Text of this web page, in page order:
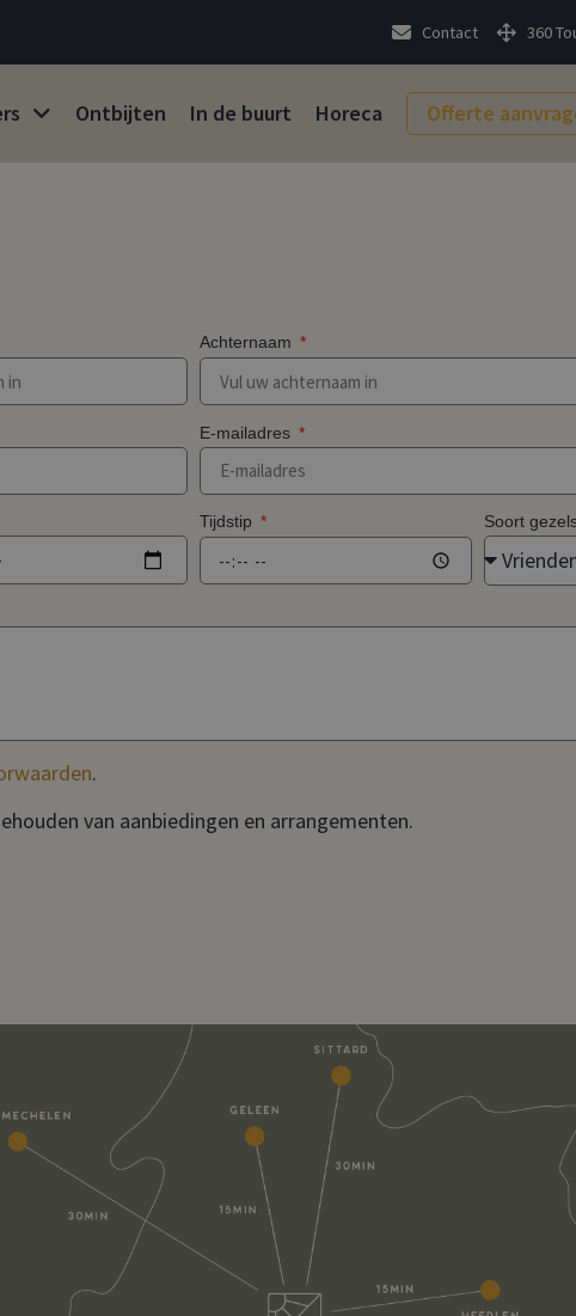
Contact 360
Ontbijten In de buurt Horeca Offerte
Achternaam
E-mailadres
Tijdstip Soort
.
van aanbiedingen en arrangementen.